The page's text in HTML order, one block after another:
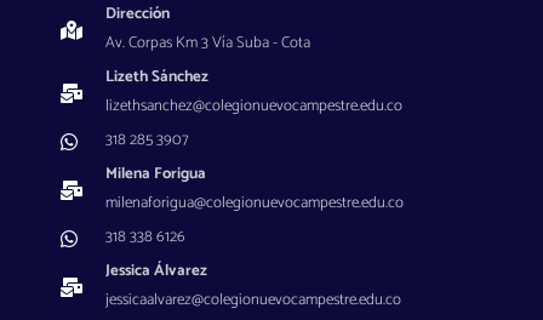
Dirección
Av. Corpas Km 3 Vía Suba - Cota
Lizeth Sánchez
lizethsanchez@colegionuevocampestre.edu.co
318 285 3907
Milena Forigua
milenaforigua@colegionuevocampestre.edu.co
318 338 6126
Jessica Álvarez
jessicaalvarez@colegionuevocampestre.edu.co